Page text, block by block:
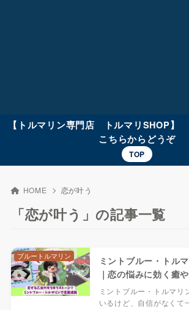
【トルマリン専門店 トルマリSHOP】
こちらからどうぞ
TOP
HOME 恋が叶う
「恋が叶う」の記事一覧
ミントブルー・トル
｜恋の悩みに効く癒
ミントブルー・トルマリ
いるけど、自信がなくて
ブルートルマリン